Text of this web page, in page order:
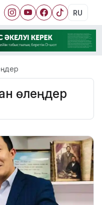
RU
өлеңдер